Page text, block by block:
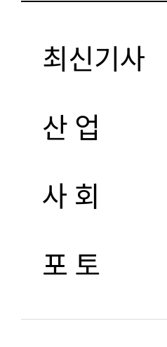
최신기사
산 업
사 회
포 토